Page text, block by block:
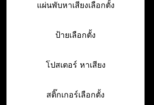
แผ่นพับหาเสียงเลือกตั้ง
ป้ายเลือกตั้ง
โปสเตอร์ หาเสียง
สติ๊กเกอร์เลือกตั้ง